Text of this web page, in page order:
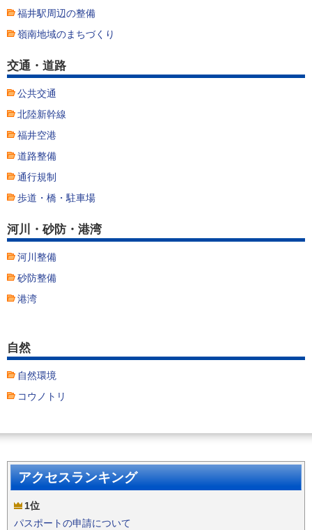
福井駅周辺の整備
嶺南地域のまちづくり
交通・道路
公共交通
北陸新幹線
福井空港
道路整備
通行規制
歩道・橋・駐車場
河川・砂防・港湾
河川整備
砂防整備
港湾
自然
自然環境
コウノトリ
アクセスランキング
1位
パスポートの申請について